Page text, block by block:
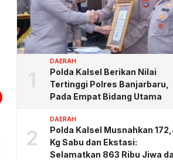
1
DAERAH
Polda Kalsel Berikan Nilai
Tertinggi Polres Banjarbaru,
Pada Empat Bidang Utama
2
DAERAH
Polda Kalsel Musnahkan
Kg Sabu dan Ekstasi:
Selamatkan 863 Ribu Jiwa